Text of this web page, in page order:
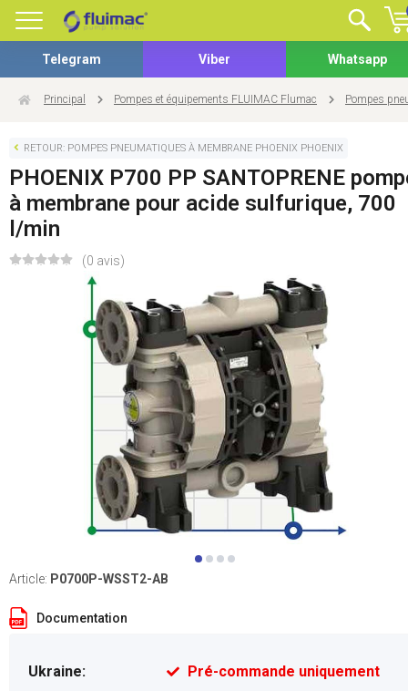
Telegram Viber Whatsapp
Principal Pompes et équipements FLUIMAC Flumac Pompes
RETOUR: POMPES PNEUMATIQUES À MEMBRANE PHOENIX PHOENIX
PHOENIX P700 PP SANTOPRENE
à membrane pour acide sulfurique, 700
l/min
(0 avis)
Article: P0700P-WSST2-AB
Documentation
Ukraine:
Pré-commande uniquement